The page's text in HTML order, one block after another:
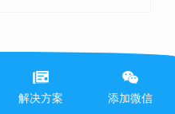
解决方案 添加微信